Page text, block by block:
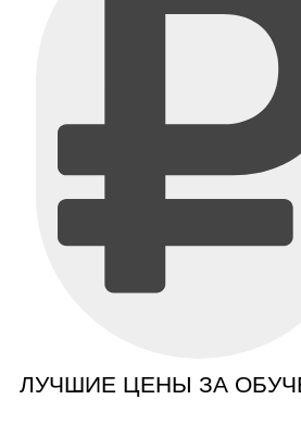
ЛУЧШИЕ ЦЕНЫ ЗА